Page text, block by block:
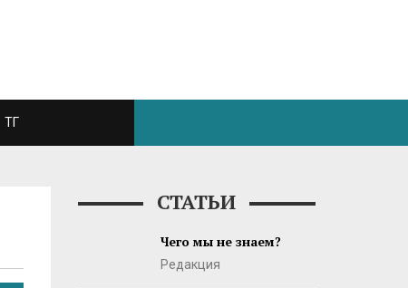
ТГ
СТАТЬИ
Чего мы не знаем?
Редакция